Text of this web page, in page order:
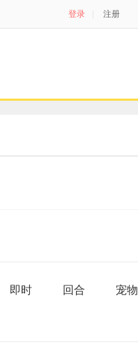
登录 注册
即时 回合 宠物